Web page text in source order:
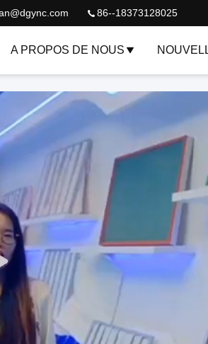
86--18373128025
A PROPOS DE NOUS